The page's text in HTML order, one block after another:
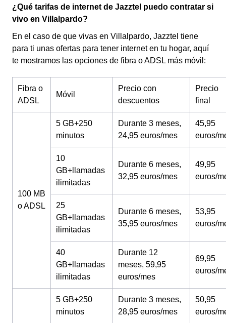
¿Qué tarifas de internet de Jazztel puedo contratar si
vivo en Villalpardo?
En el caso de que vivas en Villalpardo, Jazztel tiene
para ti unas ofertas para tener internet en tu hogar, aquí
te mostramos las opciones de fibra o ADSL más móvil:
Fibra o
ADSL
Móvil
Precio con
descuentos
Precio
final
100 MB
o ADSL
5 GB+250
minutos
Durante 3 meses,
24,95 euros/mes
45,95
euros/
10
GB+llamadas
ilimitadas
Durante 6 meses,
32,95 euros/mes
49,95
euros/
25
GB+llamadas
ilimitadas
Durante 6 meses,
35,95 euros/mes
53,95
euros/
40
GB+llamadas
ilimitadas
Durante 12
meses, 59,95
euros/mes
69,95
euros/
5 GB+250
minutos
Durante 3 meses,
28,95 euros/mes
50,95
euros/